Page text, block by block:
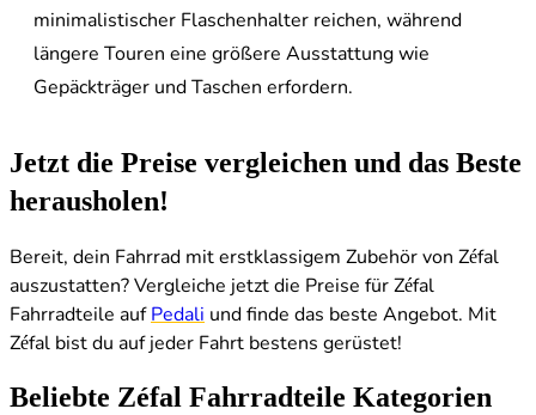
minimalistischer Flaschenhalter reichen, während
längere Touren eine größere Ausstattung wie
Gepäckträger und Taschen erfordern.
Jetzt die Preise vergleichen und das Beste
herausholen!
Bereit, dein Fahrrad mit erstklassigem Zubehör von Zéfal
auszustatten? Vergleiche jetzt die Preise für Zéfal
Fahrradteile auf Pedali und finde das beste Angebot. Mit
Zéfal bist du auf jeder Fahrt bestens gerüstet!
Beliebte Zéfal Fahrradteile Kategorien